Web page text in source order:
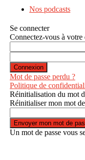
Nos podcasts
Se connecter
Connectez-vous à votre
Mot de passe perdu ?
Politique de
Réinitialisation du mot
Réinitialiser mon mot
Un mot de passe vous